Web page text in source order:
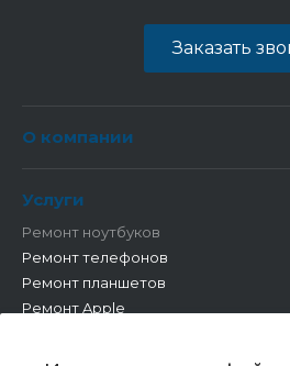
Заказать
О компании
Услуги
Ремонт ноутбуков
Ремонт телефонов
Ремонт планшетов
Ремонт Apple